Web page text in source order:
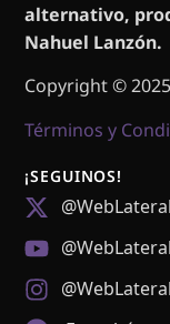
alternativo,
Nahuel Lanzón.
Copyright ©
Términos y
¡SEGUINOS!
@WebLateral
@WebLateral
@WebLateral